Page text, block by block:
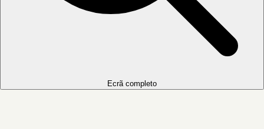
Ecrã completo